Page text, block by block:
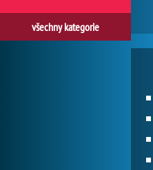
všechny kategorie